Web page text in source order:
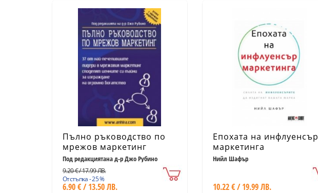
Пълно ръководство по
мрежов маркетинг
Под редакциятана д-р Джо Рубино
9.20 € / 17.99 ЛВ.
Отстъпка - 25 %
6.90 € / 13.50 ЛВ.
Епохата на инфлуенсър
маркетинга
Нийл Шафър
10.22 € / 19.99 ЛВ.